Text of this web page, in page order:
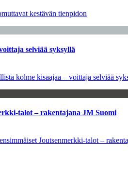
kestävän tienpidon
selviää syksyllä
kolme kisaajaa – voittaja selviää
talot – rakentajana JM Suomi
Joutsenmerkki-talot –